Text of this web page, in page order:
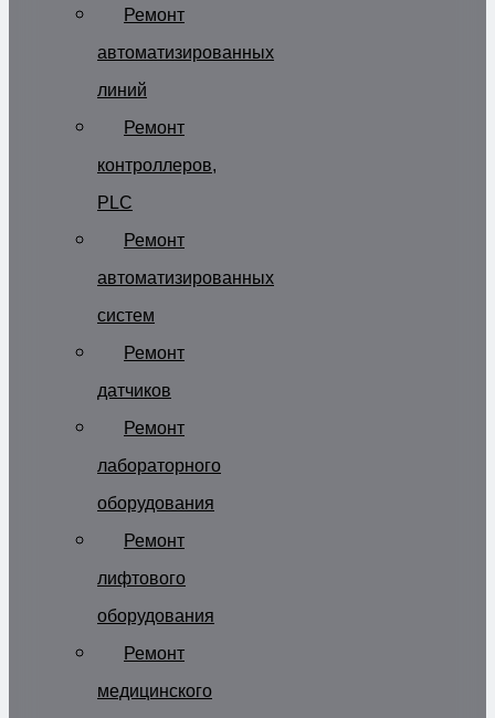
Ремонт
автоматизированных
линий
Ремонт
контроллеров,
PLC
Ремонт
автоматизированных
систем
Ремонт
датчиков
Ремонт
лабораторного
оборудования
Ремонт
лифтового
оборудования
Ремонт
медицинского